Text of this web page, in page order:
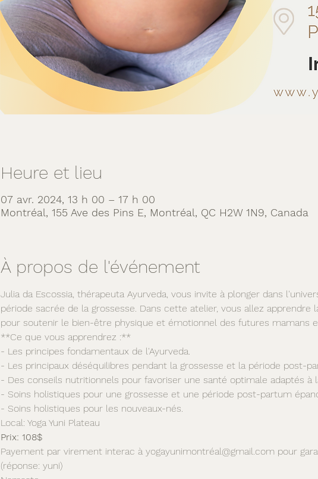
Heure et lieu
07 avr. 2024, 13 h 00 – 17 h 00
Montréal, 155 Ave des Pins E, Montréal, QC H2W 1N9, Canada
À propos de l'événement
Julia da Escossia, thérapeuta Ayurveda, vous invite à plonger dans
période sacrée de la grossesse. Dans cette atelier, vous allez
pour soutenir le bien-être physique et émotionnel des futures mamans
**Ce que vous apprendrez :**
- Les principes fondamentaux de l'Ayurveda.
- Les principaux déséquilibres pendant la grossesse et la période post-
- Des conseils nutritionnels pour favoriser une santé optimale adaptés à
- Soins holistiques pour une grossesse et une période post-partum
- Soins holistiques pour les nouveaux-nés.
Local: Yoga Yuni Plateau
Prix: 108$
Payement par virement interac à yogayunimontréal@gmail.com pour
(réponse: yuni)